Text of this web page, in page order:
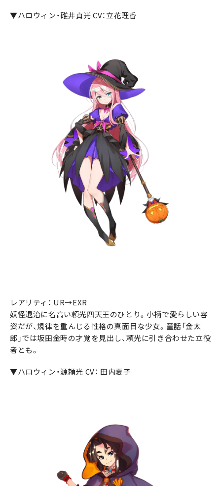
▼ハロウィン・碓井貞光 CV：立花理香
レアリティ： UR→EXR
妖怪退治に名高い頼光四天王のひとり。小柄で愛らしい容
姿だが、規律を重んじる性格の真面目な少女。童話「金太
郎」では坂田金時の才覚を見出し、頼光に引き合わせた立役
者とも。
▼ハロウィン・源頼光 CV： 田内夏子